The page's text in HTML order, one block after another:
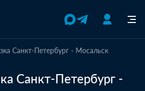
Санкт-Петербург - Мосальск
Санкт-Петербург -